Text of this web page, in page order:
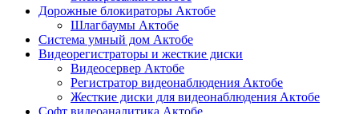
Дорожные блокираторы Актобе
Шлагбаумы Актобе
Система умный дом Актобе
Видеорегистраторы и жесткие диски
Видеосервер Актобе
Регистратор видеонаблюдения Актобе
Жесткие диски для видеонаблюдения Актобе
Софт видеоаналитика Актобе